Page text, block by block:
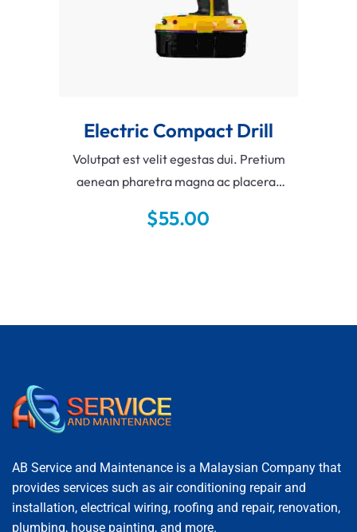
Electric Compact Drill
Volutpat est velit egestas dui. Pretium
aenean pharetra magna ac placerat
Libero justo laoreet sit amet cursus sit
$55.00
AB Service and Maintenance is a Malaysian Company that
provides services such as air conditioning repair and
installation, electrical wiring, roofing and repair, renovation,
plumbing, house painting, and more.